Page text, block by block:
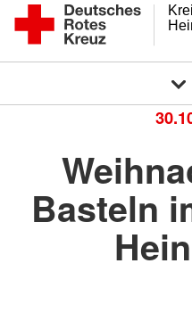
Basteln